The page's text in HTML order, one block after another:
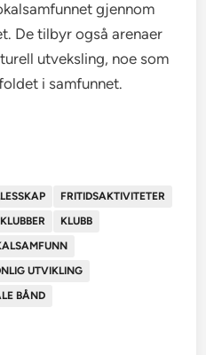
gjennom
De tilbyr også arenaer
utveksling, noe som
i samfunnet.
FRITIDSAKTIVITETER
KLUBB
UTVIKLING
BÅND